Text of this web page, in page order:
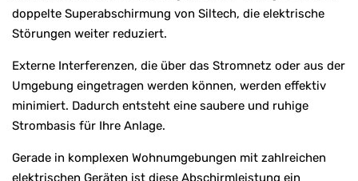
doppelte Superabschirmung von Siltech, die elektrische
Störungen weiter reduziert.
Externe Interferenzen, die über das Stromnetz oder aus der
Umgebung eingetragen werden können, werden effektiv
minimiert. Dadurch entsteht eine saubere und ruhige
Strombasis für Ihre Anlage.
Gerade in komplexen Wohnumgebungen mit zahlreichen
elektrischen Geräten ist diese Abschirmleistung ein